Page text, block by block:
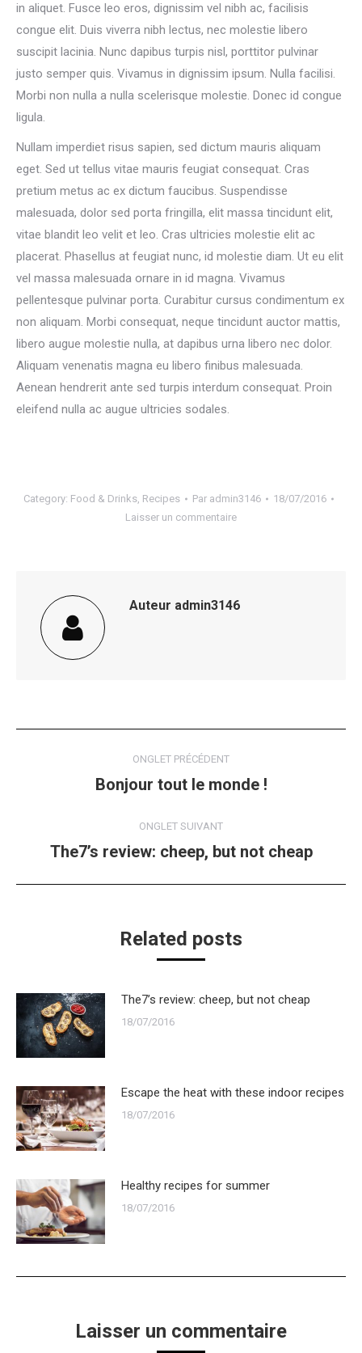
in aliquet. Fusce leo eros, dignissim vel nibh ac, facilisis
congue elit. Duis viverra nibh lectus, nec molestie libero
suscipit lacinia. Nunc dapibus turpis nisl, porttitor pulvinar
justo semper quis. Vivamus in dignissim ipsum. Nulla facilisi.
Morbi non nulla a nulla scelerisque molestie. Donec id congue
ligula.
Nullam imperdiet risus sapien, sed dictum mauris aliquam
eget. Sed ut tellus vitae mauris feugiat consequat. Cras
pretium metus ac ex dictum faucibus. Suspendisse
malesuada, dolor sed porta fringilla, elit massa tincidunt elit,
vitae blandit leo velit et leo. Cras ultricies molestie elit ac
placerat. Phasellus at feugiat nunc, id molestie diam. Ut eu elit
vel massa malesuada ornare in id magna. Vivamus
pellentesque pulvinar porta. Curabitur cursus condimentum ex
non aliquam. Morbi consequat, neque tincidunt auctor mattis,
libero augue molestie nulla, at dapibus urna libero nec dolor.
Aliquam venenatis magna eu libero finibus malesuada.
Aenean hendrerit ante sed turpis interdum consequat. Proin
eleifend nulla ac augue ultricies sodales.
Category: Food & Drinks, Recipes Par admin3146
18/07/2016
Laisser un commentaire
Auteur admin3146
commentaire
ONGLET PRÉCÉDENT
Onglet
Bonjour tout le monde !
ONGLET SUIVANT
Onglet
The7’s review: cheep, but not cheap
Related posts
The7’s review: cheep, but not cheap
18/07/2016
Escape the heat with these indoor recipes
18/07/2016
Healthy recipes for summer
18/07/2016
Laisser un commentaire